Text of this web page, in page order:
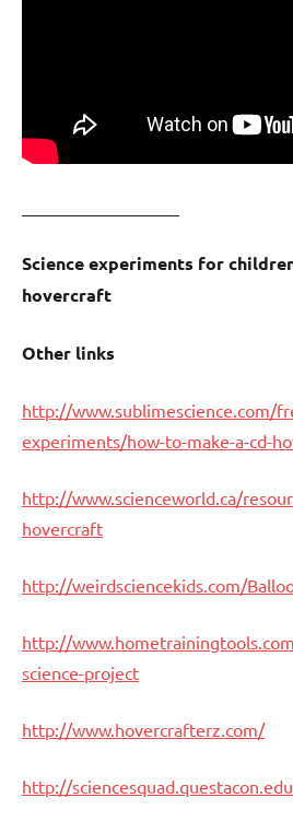
Science experiments for
hovercraft
Other links
http://www.sublimescience.com/
experiments/how-to-make-a-cd-
http://www.scienceworld.ca/
hovercraft
http://weirdsciencekids.com/
http://
science-project
http://www.hovercrafterz.com/
http://